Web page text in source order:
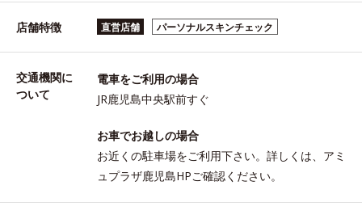
店舗特徴 直営店舗 パーソナルスキンチェック
交通機関に
ついて
電車をご利用の場合
JR鹿児島中央駅前すぐ
お車でお越しの場合
お近くの駐車場をご利用下さい。詳しくは、アミ
ュプラザ鹿児島HPご確認ください。